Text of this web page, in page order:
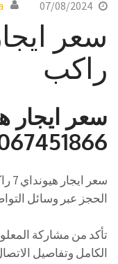
07/08/2024
راكب
الحجز عبر وسائل
تأكد من مشاركة
الكامل وتفاصيل